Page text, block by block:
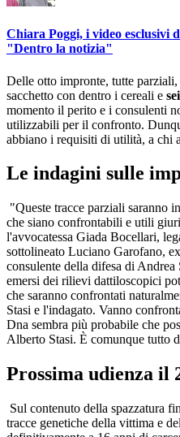
Chiara Poggi, i video esclusivi
"Dentro la notizia"
Delle otto impronte, tutte parziali,
sacchetto con dentro i cereali e sei
momento il perito e i consulenti
utilizzabili per il confronto.
abbiano i requisiti di utilità, a chi
Le indagini sulle
"Queste tracce parziali saranno
che siano confrontabili e utili
l'avvocatessa Giada Bocellari,
sottolineato Luciano Garofano,
consulente della difesa di
emersi dei rilievi dattiloscopici
che saranno confrontati
Stasi e l'indagato. Vanno
Dna sembra più probabile che
Alberto Stasi. È comunque tutto
Prossima udienza il
Sul contenuto della spazzatura
tracce genetiche della vittima e